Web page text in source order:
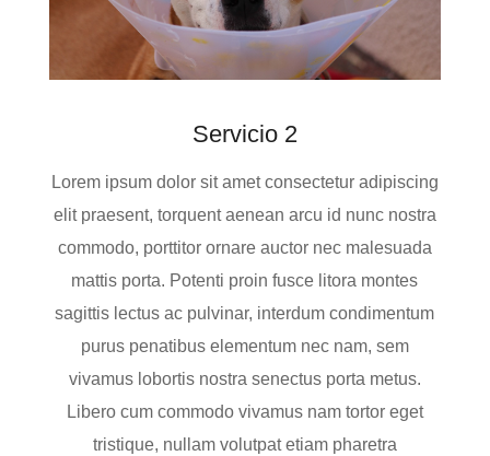
Servicio 2
Lorem ipsum dolor sit amet consectetur adipiscing
elit praesent, torquent aenean arcu id nunc nostra
commodo, porttitor ornare auctor nec malesuada
mattis porta. Potenti proin fusce litora montes
sagittis lectus ac pulvinar, interdum condimentum
purus penatibus elementum nec nam, sem
vivamus lobortis nostra senectus porta metus.
Libero cum commodo vivamus nam tortor eget
tristique, nullam volutpat etiam pharetra